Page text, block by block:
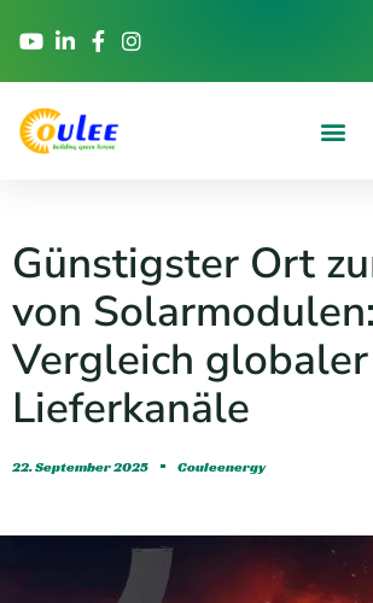
Günstigster Ort
von Solarmodulen:
Vergleich globaler
Lieferkanäle
22. September 2025 Couleenergy